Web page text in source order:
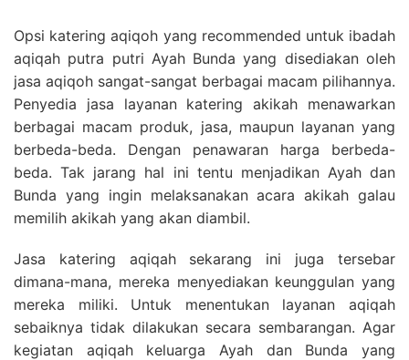
Opsi katering aqiqoh yang recommended untuk ibadah
aqiqah putra putri Ayah Bunda yang disediakan oleh
jasa aqiqoh sangat-sangat berbagai macam pilihannya.
Penyedia jasa layanan katering akikah menawarkan
berbagai macam produk, jasa, maupun layanan yang
berbeda-beda. Dengan penawaran harga berbeda-
beda. Tak jarang hal ini tentu menjadikan Ayah dan
Bunda yang ingin melaksanakan acara akikah galau
memilih akikah yang akan diambil.
Jasa katering aqiqah sekarang ini juga tersebar
dimana-mana, mereka menyediakan keunggulan yang
mereka miliki. Untuk menentukan layanan aqiqah
sebaiknya tidak dilakukan secara sembarangan. Agar
kegiatan aqiqah keluarga Ayah dan Bunda yang